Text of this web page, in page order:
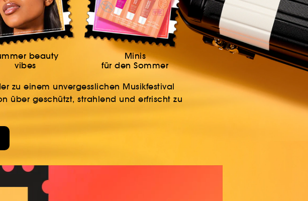
beauty
vibes
Minis
für den Sommer
zu einem unvergesslichen Musikfestival
über geschützt, strahlend und erfrischt zu